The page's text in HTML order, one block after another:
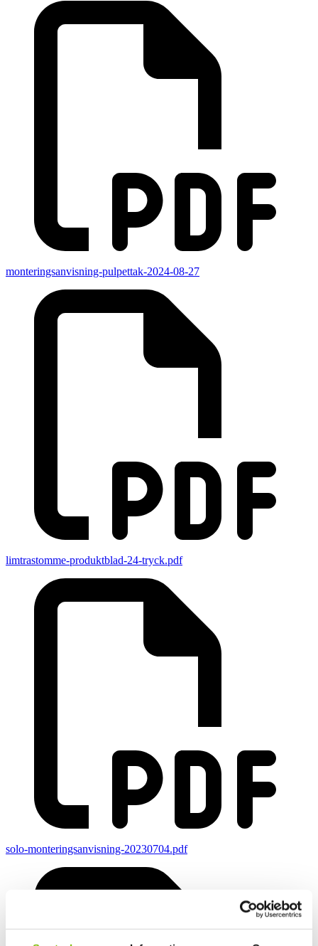
monteringsanvisning-pulpettak-2024-08-27
limtrastomme-produktblad-24-tryck.pdf
solo-monteringsanvisning-20230704.pdf